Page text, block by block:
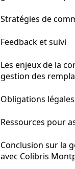
Stratégies de
Feedback et suivi
Les enjeux de la
gestion des
Obligations légales
Ressources pour
Conclusion sur la
avec Colibris